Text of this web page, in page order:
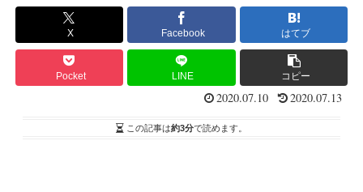
X Facebook はてブ
Pocket LINE コピー
2020.07.10 2020.07.13
この記事は約3分で読めます。